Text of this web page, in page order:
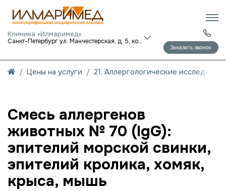
Клиника «Илмаримед»
Санкт-Петербург ул. Манчестерская, д. 5, корп. 1
Заказать звонок
Цены на услуги 21. Аллергологические
Смесь аллергенов
животных № 70 (IgG):
эпителий морской свинки,
эпителий кролика, хомяк,
крыса, мышь